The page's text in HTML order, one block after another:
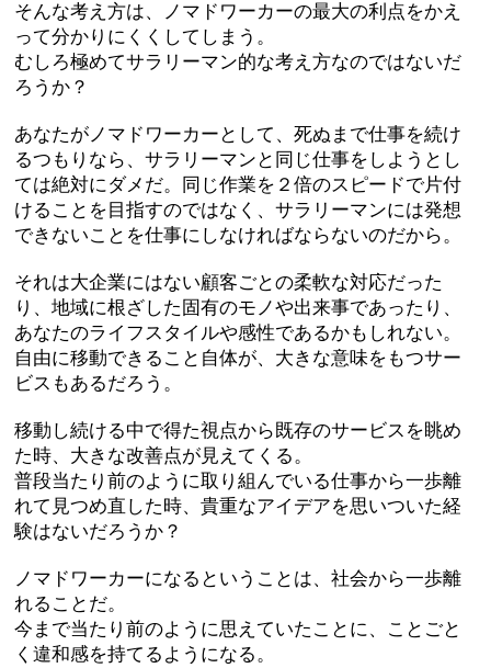
そんな考え方は、ノマドワーカーの最大の利点をかえ
って分かりにくくしてしまう。
むしろ極めてサラリーマン的な考え方なのではないだ
ろうか？
あなたがノマドワーカーとして、死ぬまで仕事を続け
るつもりなら、サラリーマンと同じ仕事をしようとし
ては絶対にダメだ。同じ作業を２倍のスピードで片付
けることを目指すのではなく、サラリーマンには発想
できないことを仕事にしなければならないのだから。
それは大企業にはない顧客ごとの柔軟な対応だった
り、地域に根ざした固有のモノや出来事であったり、
あなたのライフスタイルや感性であるかもしれない。
自由に移動できること自体が、大きな意味をもつサー
ビスもあるだろう。
移動し続ける中で得た視点から既存のサービスを眺め
た時、大きな改善点が見えてくる。
普段当たり前のように取り組んでいる仕事から一歩離
れて見つめ直した時、貴重なアイデアを思いついた経
験はないだろうか？
ノマドワーカーになるということは、社会から一歩離
れることだ。
今まで当たり前のように思えていたことに、ことごと
く違和感を持てるようになる。